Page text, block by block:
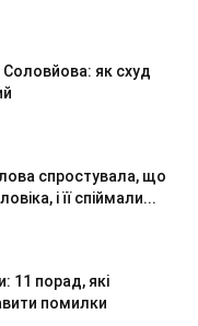
як схуд
спростувала, що
і її спіймали...
11 порад, які
помилки